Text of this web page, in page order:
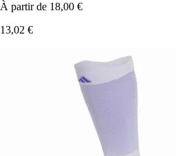
À partir de 18,00 €
13,02 €